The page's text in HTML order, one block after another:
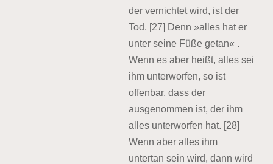
der vernichtet wird, ist der
Tod. [27] Denn »alles hat er
unter seine Füße getan« .
Wenn es aber heißt, alles sei
ihm unterworfen, so ist
offenbar, dass der
ausgenommen ist, der ihm
alles unterworfen hat. [28]
Wenn aber alles ihm
untertan sein wird, dann wird